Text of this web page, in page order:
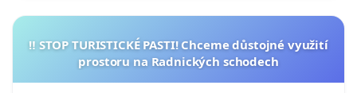
‼️ STOP TURISTICKÉ PASTI! Chceme důstojné využití
prostoru na Radnických schodech